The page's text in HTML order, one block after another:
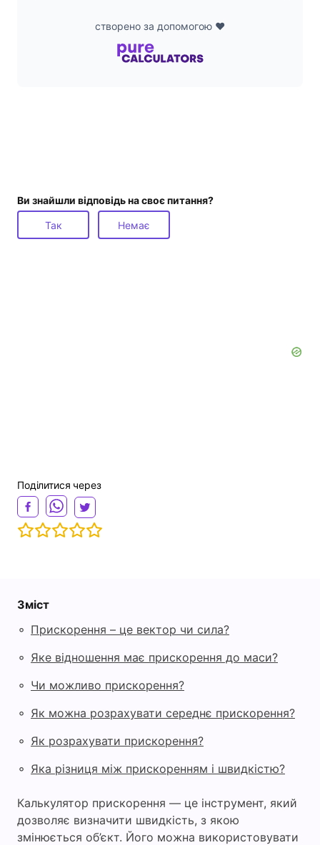
створено за допомогою ❤️
Ви знайшли відповідь на своє питання?
Так Немає
Поділитися через
Зміст
◦ Прискорення – це вектор чи сила?
◦ Яке відношення має прискорення до маси?
◦ Чи можливо прискорення?
◦ Як можна розрахувати середнє прискорення?
◦ Як розрахувати прискорення?
◦ Яка різниця між прискоренням і швидкістю?
Калькулятор прискорення — це інструмент, який
дозволяє визначити швидкість, з якою
змінюється об’єкт. Його можна використовувати